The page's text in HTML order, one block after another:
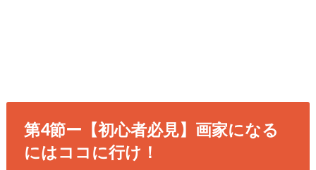
第4節ー【初心者必見】画家になる
にはココに行け！